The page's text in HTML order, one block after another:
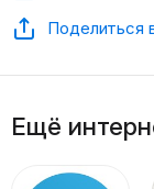
Поделиться
Ещё